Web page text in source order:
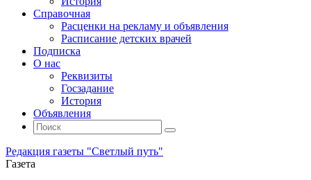
Справочная
Расценки на рекламу и объявления
Расписание детских врачей
Подписка
О нас
Реквизиты
Госзадание
История
Объявления
Поиск
Искать:
Поиск
Редакция газеты "Светлый путь"
Газета